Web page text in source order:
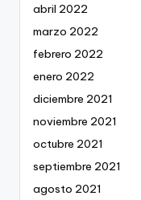
abril 2022
marzo 2022
febrero 2022
enero 2022
diciembre 2021
noviembre 2021
octubre 2021
septiembre 2021
agosto 2021